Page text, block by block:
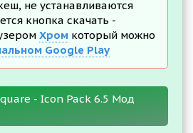
не устанавливаются
кнопка скачать -
Хром который можно
Google Play
- Icon Pack 6.5 Мод